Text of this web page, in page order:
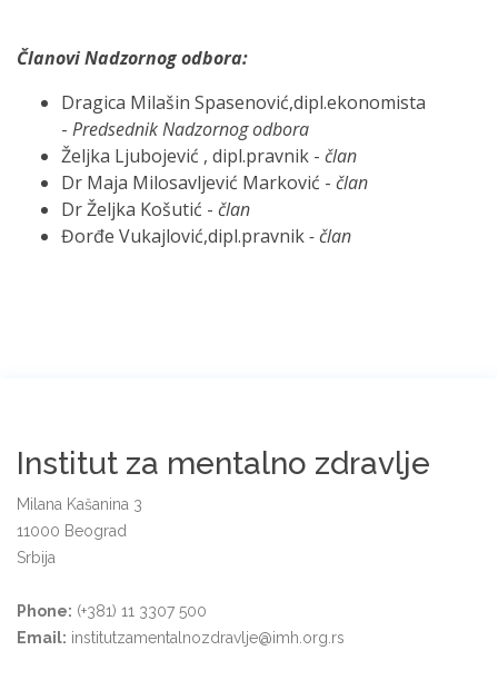
Članovi Nadzornog odbora:
Dragica Milašin Spasenović,dipl.ekonomista
- Predsednik Nadzornog odbora
Željka Ljubojević , dipl.pravnik - član
Dr Maja Milosavljević Marković - član
Dr Željka Košutić - član
Đorđe Vukajlović,dipl.pravnik- član
Institut za mentalno zdravlje
Milana Kašanina 3
11000 Beograd
Srbija
Phone: (+381) 11 3307 500
Email: institutzamentalnozdravlje@imh.org.rs